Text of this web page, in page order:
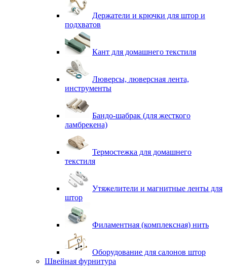
Держатели и крючки для штор и
подхватов
Кант для домашнего текстиля
Люверсы, люверсная лента,
инструменты
Бандо-шабрак (для жесткого
ламбрекена)
Термостежка для домашнего
текстиля
Утяжелители и магнитные ленты для
штор
Филаментная (комплексная) нить
Оборудование для салонов штор
Швейная фурнитура